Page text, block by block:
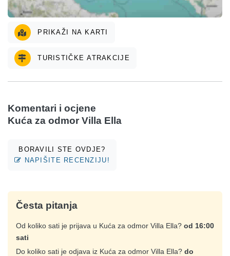
PRIKAŽI NA KARTI
TURISTIČKE ATRAKCIJE
Komentari i ocjene
Kuća za odmor Villa Ella
BORAVILI STE OVDJE?
NAPIŠITE RECENZIJU!
Česta pitanja
Od koliko sati je prijava u Kuća za odmor Villa Ella? od 16:00
sati
Do koliko sati je odjava iz Kuća za odmor Villa Ella? do